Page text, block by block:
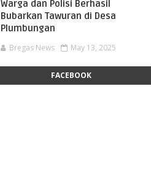
Warga dan Polisi Berhasil
Bubarkan Tawuran di Desa
Plumbungan
Bregas News May 13, 2025
FACEBOOK